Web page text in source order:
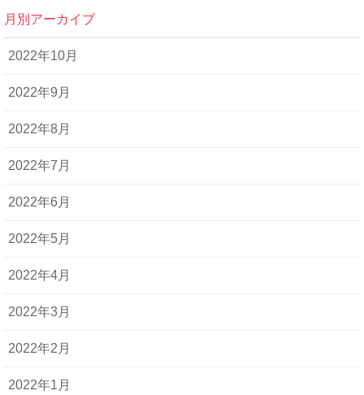
月別アーカイブ
2022年10月
2022年9月
2022年8月
2022年7月
2022年6月
2022年5月
2022年4月
2022年3月
2022年2月
2022年1月